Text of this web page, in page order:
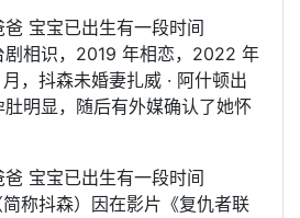
剧相识，2019 年相恋，2022 年
，抖森未婚妻扎威 · 阿什顿出
明显，随后有外媒确认了她怀
称抖森）因在影片《复仇者联